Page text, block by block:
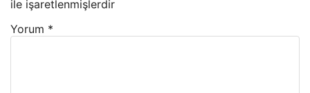
ile işaretlenmişlerdir
Yorum *